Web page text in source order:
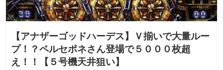
【アナザーゴッドハーデス】Ｖ揃いで大量ルー
プ！？ペルセポネさん登場で５０００枚超
え！！【５号機天井狙い】